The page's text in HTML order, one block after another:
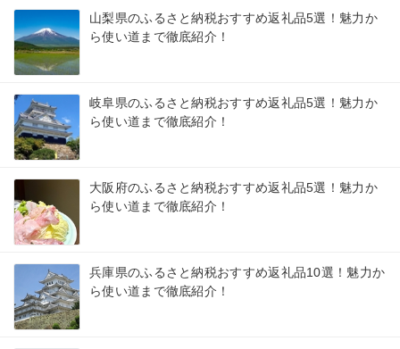
山梨県のふるさと納税おすすめ返礼品5選！魅力か
ら使い道まで徹底紹介！
岐阜県のふるさと納税おすすめ返礼品5選！魅力か
ら使い道まで徹底紹介！
大阪府のふるさと納税おすすめ返礼品5選！魅力か
ら使い道まで徹底紹介！
兵庫県のふるさと納税おすすめ返礼品10選！魅力か
ら使い道まで徹底紹介！